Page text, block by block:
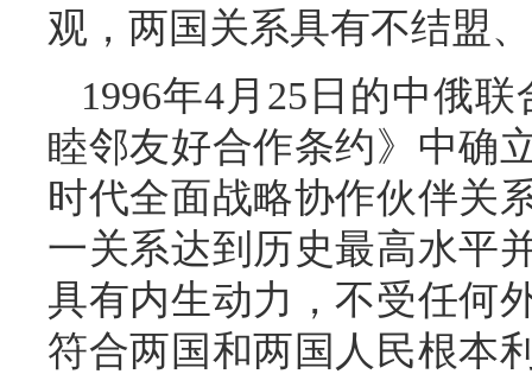
观，两国关系具有不结盟
1996年4月25日的中俄
睦邻友好合作条约》中确
时代全面战略协作伙伴关
一关系达到历史最高水平
具有内生动力，不受任何
符合两国和两国人民根本